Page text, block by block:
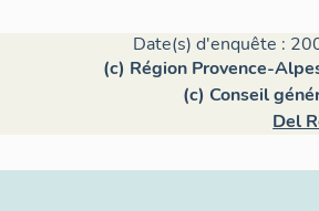
Date(s) d'enquête :
(c) Région Provence-
(c) Conseil
Del